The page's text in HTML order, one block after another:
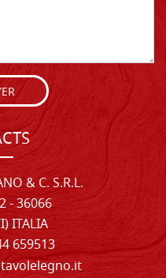
& C. S.R.L.
- 36066
ITALIA
659513